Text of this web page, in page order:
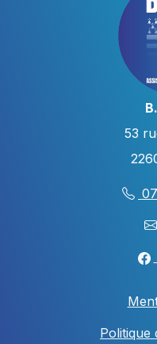
53
Politique